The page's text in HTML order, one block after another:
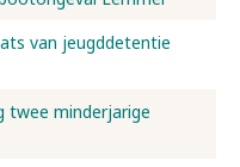
van jeugddetentie
twee minderjarige